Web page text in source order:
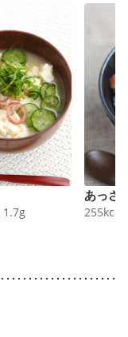
1.7g
あっさ
255kcal